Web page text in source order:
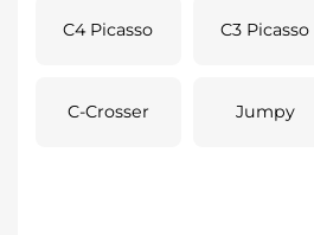
C4 Picasso C3 Picasso
C-Crosser Jumpy